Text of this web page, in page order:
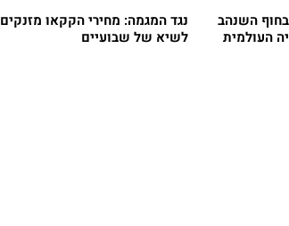
השנהב
העולמית
נגד המגמה: מחירי הקקאו מזנקים
לשיא של שבועיים